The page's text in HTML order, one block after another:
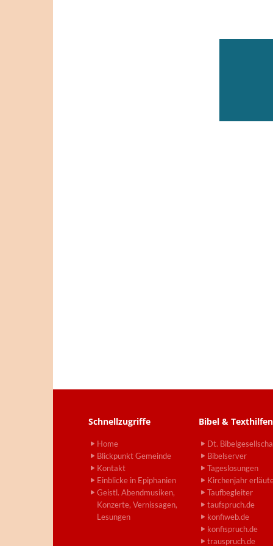
Schnellzugriffe
Home
Blickpunkt Gemeinde
Kontakt
Einblicke in Epiphanien
Geistl. Abendmusiken,
Konzerte, Vernissagen,
Lesungen
Bibel & Texthilfen
Dt.
Bibelserver
Tageslosungen
Kirchenjahr
Taufbegleiter
taufspruch.de
konfiweb.de
konfispruch.de
trauspruch.de